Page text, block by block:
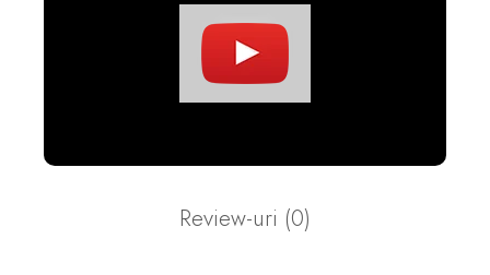
Review-uri (0)